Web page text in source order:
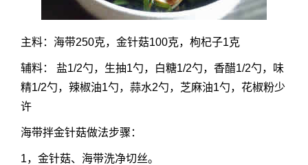
主料：海带250克，金针菇100克，枸杞子1克
辅料： 盐1/2勺，生抽1勺，白糖1/2勺，香醋1/2勺，味
精1/2勺，辣椒油1勺，蒜水2勺，芝麻油1勺，花椒粉少
许
海带拌金针菇做法步骤：
1，金针菇、海带洗净切丝。